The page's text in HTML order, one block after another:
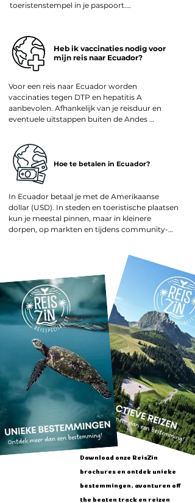
activiteiten, paardrijden, spa- en
ontspannen manier wilt beleven.
Download onze ReisZin
brochures en ontdek unieke
bestemmingen, avonturen off
the beaten track en reizen
toeristenstempel in je paspoort.
dan kun je dit ter plekke verlengen of vooraf
informeren naar de mogelijkheden.
Zorg er wel voor dat je paspoort nog minimaal
6 maanden geldig is bij aankomst in Ecuador.
Heb ik vaccinaties nodig voor
mijn reis naar Ecuador?
Voor een reis naar Ecuador worden
vaccinaties tegen DTP en hepatitis A
aanbevolen. Afhankelijk van je reisduur en
eventuele uitstappen buiten de Andes
worden geadviseerd.
We raden aan altijd het actuele advies te
checken bij de GGD, je huisarts of een erkend
vaccinatiecentrum, zodat je goed voorbereid
en zorgeloos op reis gaat.
Hoe te betalen in Ecuador?
In Ecuador betaal je met de Amerikaanse
dollar (USD). In steden en toeristische plaatsen
kun je meestal pinnen, maar in kleinere
dorpen, op markten en tijdens community-
Creditcards worden vooral geaccepteerd in
hotels en grotere restaurants. Voor lokale
eethuisjes, markten en kleine uitgaven is cash
handig. Zorg daarom dat je altijd wat kleine
dollarbiljetten bij je hebt, zeker buiten de grote
steden.